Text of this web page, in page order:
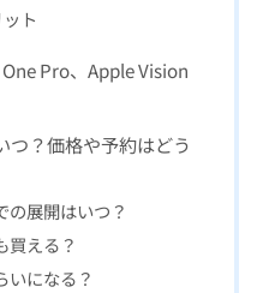
ト
One Pro、Apple Vision
つ？価格や予約はどう
の展開はいつ？
買える？
いになる？